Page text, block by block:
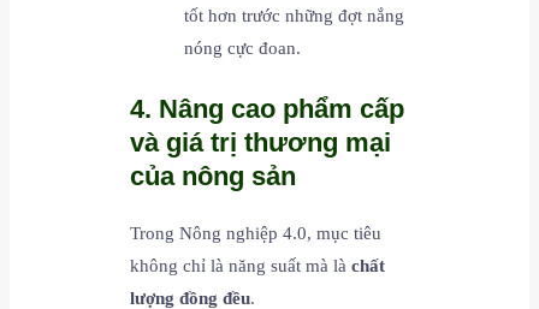
tốt hơn trước những đợt nắng
nóng cực đoan.
4. Nâng cao phẩm cấp
và giá trị thương mại
của nông sản
Trong Nông nghiệp 4.0, mục tiêu
không chỉ là năng suất mà làchất
lượng đồng đều.